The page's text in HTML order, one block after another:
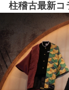
柱稽古最新コ